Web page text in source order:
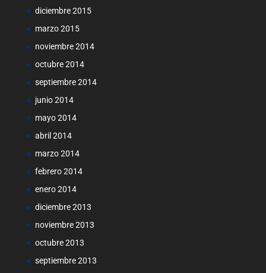
diciembre 2015
marzo 2015
noviembre 2014
octubre 2014
septiembre 2014
junio 2014
mayo 2014
abril 2014
marzo 2014
febrero 2014
enero 2014
diciembre 2013
noviembre 2013
octubre 2013
septiembre 2013